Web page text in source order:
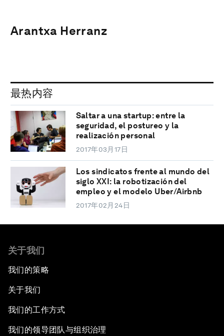
Arantxa Herranz
最热内容
Saltar a una startup: entre la
seguridad, el postureo y la
realización personal
2017年03月17日
Los sindicatos frente al mundo del
siglo XXI: la robotización del
empleo y el modelo Uber/Airbnb
2017年02月24日
关于我们
我们的策略
关于我们
我们的工作方式
我们的领导团队与组织治理